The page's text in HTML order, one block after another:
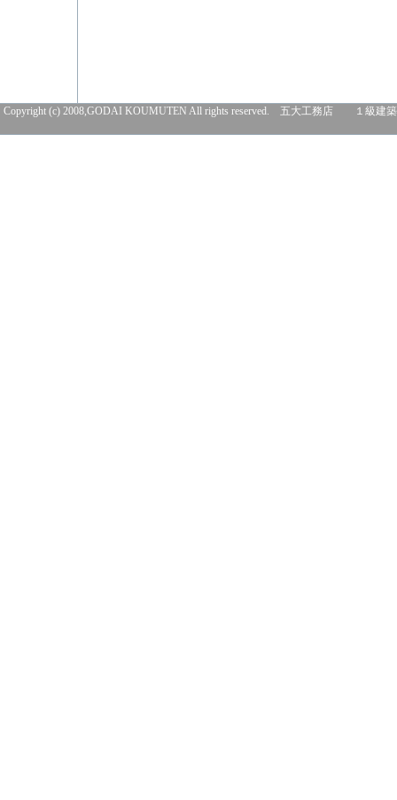
Copyright (c) 2008,GODAI KOUMUTEN All rights reserved. 五大工務店 １